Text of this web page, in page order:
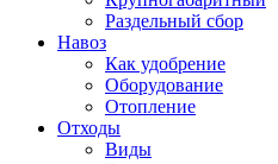
Раздельный сбор
Навоз
Как удобрение
Оборудование
Отопление
Отходы
Виды